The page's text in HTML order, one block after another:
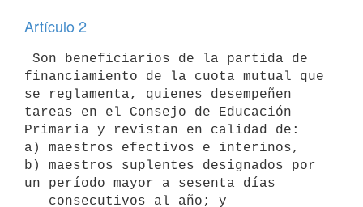
Artículo 2
financiamiento de la cuota mutual que
se reglamenta, quienes desempeñen
tareas en el Consejo de Educación
Primaria y revistan en calidad de:
a) maestros efectivos e interinos,
b) maestros suplentes designados por
un período mayor a sesenta días